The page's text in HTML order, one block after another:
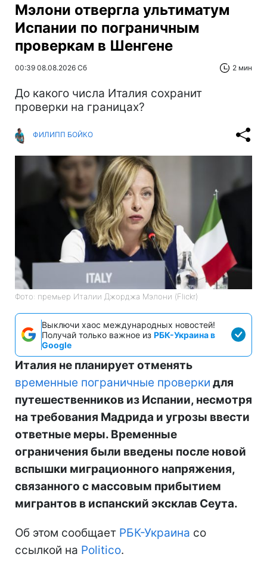
Мэлони отвергла ультиматум
Испании по пограничным
проверкам в Шенгене
00:39 08.08.2026 Сб 2 мин
До какого числа Италия сохранит
проверки на границах?
ФИЛИПП БОЙКО
Фото: премьер Италии Джорджа Мэлони (Flickr)
Выключи хаос международных новостей!
Получай только важное из РБК-Украина в
Google
Италия не планирует отменять
временные пограничные проверки для
путешественников из Испании, несмотря
на требования Мадрида и угрозы ввести
ответные меры. Временные
ограничения были введены после новой
вспышки миграционного напряжения,
связанного с массовым прибытием
мигрантов в испанский эксклав Сеута.
Об этом сообщает РБК-Украина со
ссылкой на Politico.